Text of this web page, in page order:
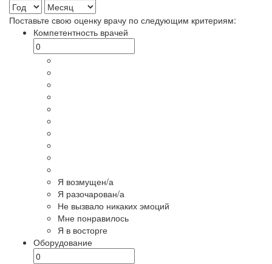
Поставьте свою оценку врачу по следующим критериям:
Компетентность врачей
Я возмущен/а
Я разочарован/а
Не вызвало никаких эмоций
Мне понравилось
Я в восторге
Оборудование